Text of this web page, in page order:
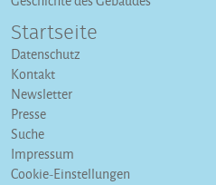
Startseite
Datenschutz
Kontakt
Newsletter
Presse
Suche
Impressum
Cookie-Einstellungen